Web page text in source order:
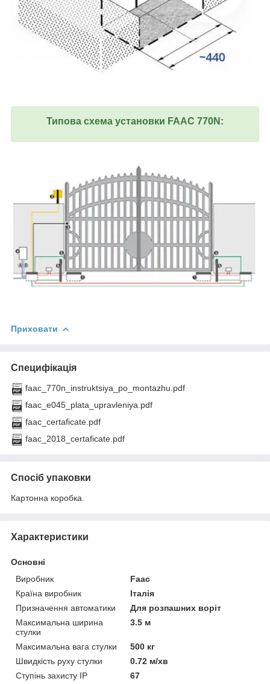
Типова схема установки FAAC 770N:
Приховати
Специфікація
faac_770n_instruktsiya_po_montazhu.pdf
faac_e045_plata_upravleniya.pdf
faac_certaficate.pdf
faac_2018_certaficate.pdf
Спосіб упаковки
Картонна коробка.
Характеристики
Основні
Виробник
Faac
Країна виробник
Італія
Призначення автоматики
Для розпашних воріт
Максимальна ширина
стулки
3.5 м
Максимальна вага стулки
500 кг
Швидкість руху стулки
0.72 м/хв
Ступінь захисту IP
67